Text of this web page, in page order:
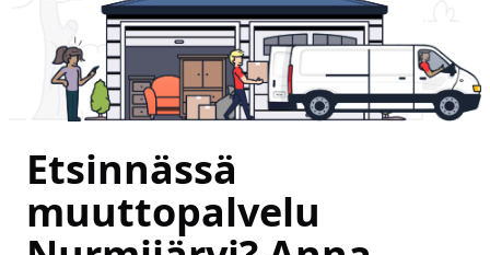
Etsinnässä
muuttopalvelu